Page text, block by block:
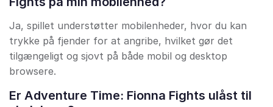
Ja, spillet understøtter mobilenheder, hvor du kan
trykke på fjender for at angribe, hvilket gør det
tilgængeligt og sjovt på både mobil og desktop
browsere.
Er Adventure Time: Fionna Fights ulåst til